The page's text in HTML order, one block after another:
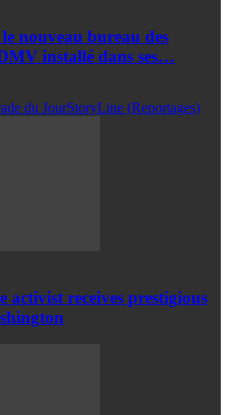
nouveau bureau des
installé dans ses…
du JourStoryLine (Reportages)
activist receives prestigious